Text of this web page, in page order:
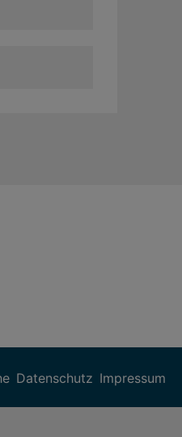
Datenschutz Impressum